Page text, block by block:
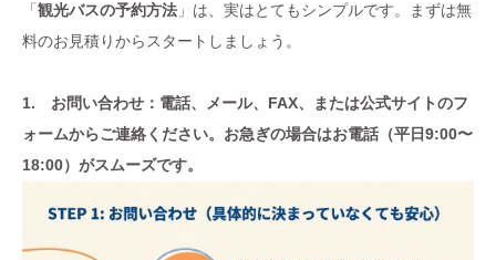
「 観光バスの予約方法 」は、実はとてもシンプルです。まずは無
料のお見積りからスタートしましょう。
1. お問い合わせ：電話、メール、FAX、または公式サイトのフ
ォームからご連絡ください。お急ぎの場合はお電話（平日9:00〜
18:00）がスムーズです。